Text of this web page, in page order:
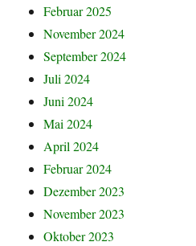
Februar 2025
November 2024
September 2024
Juli 2024
Juni 2024
Mai 2024
April 2024
Februar 2024
Dezember 2023
November 2023
Oktober 2023